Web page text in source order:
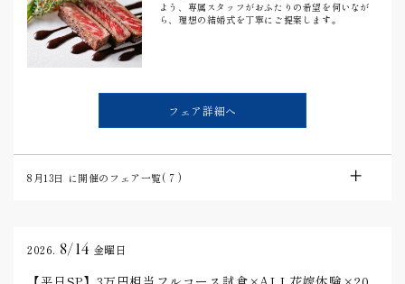
よう、専属スタッフがおふたりの希望を伺いなが
ら、理想の結婚式を丁寧にご提案します。
フェア詳細へ
8月13日 に開催のフェア一覧(7 )
2026. 8/14 金曜日